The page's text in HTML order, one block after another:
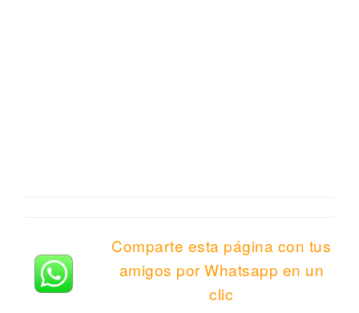
Comparte esta página con tus
amigos por Whatsapp en un
clic